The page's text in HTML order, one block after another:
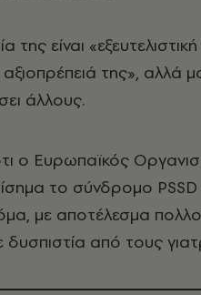
της είναι
της», αλλά
άλλους.
ο Ευρωπαϊκός
το σύνδρομο
με αποτέλεσμα
δυσπιστία από τους